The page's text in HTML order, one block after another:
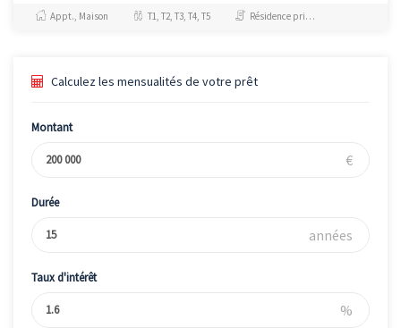
réduite à 5% au...
Appt., Maison T1, T2, T3, T4, T5 Résidence principale / PTZ, Investissement et Défiscalisation
Calculez les mensualités de votre prêt
Montant
€
Durée
années
Taux d'intérêt
%